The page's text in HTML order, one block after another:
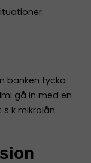
banken tycka
gå in med en
k mikrolån.